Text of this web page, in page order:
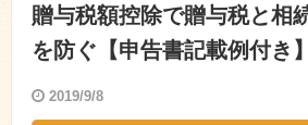
贈与税額控除で贈与税と相
を防ぐ【申告書記載例付き】
2019/9/8